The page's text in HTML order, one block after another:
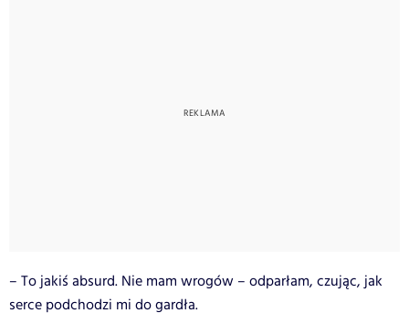
– To jakiś absurd. Nie mam wrogów – odparłam, czując, jak
serce podchodzi mi do gardła.